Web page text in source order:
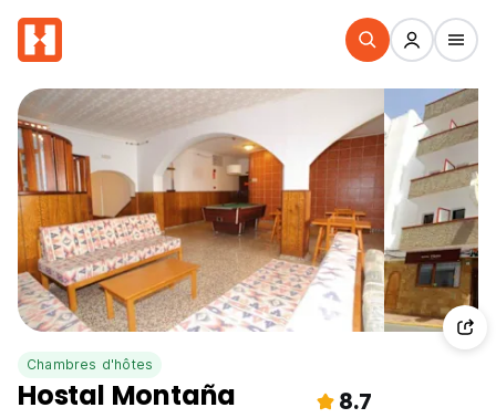
Chambres d'hôtes
Hostal Montaña 8.7